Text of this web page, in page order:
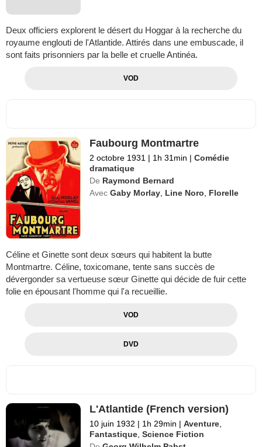
Deux officiers explorent le désert du Hoggar à la recherche du
royaume englouti de l'Atlantide. Attirés dans une embuscade, il
sont faits prisonniers par la belle et cruelle Antinéa.
VOD
Faubourg Montmartre
2 octobre 1931 | 1h 31min | Comédie
dramatique
De Raymond Bernard
Avec Gaby Morlay Line Noro Florelle
Céline et Ginette sont deux sœurs qui habitent la butte
Montmartre. Céline, toxicomane, tente sans succès de
dévergonder sa vertueuse sœur Ginette qui décide de fuir cette
folie en épousant l'homme qui l'a recueillie.
VOD
DVD
L'Atlantide (French version)
10 juin 1932 | 1h 29min | Aventure
Fantastique ,Science Fiction